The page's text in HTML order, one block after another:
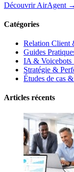
Découvrir AirAgent →
Catégories
Relation Client
Guides
IA & Voicebots
Stratégie &
Études de cas
Articles récents